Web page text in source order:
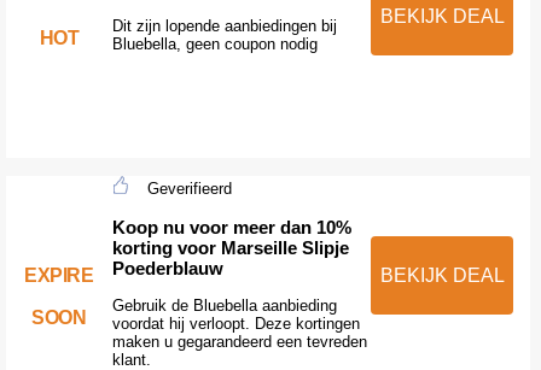
HOT
Dit zijn lopende aanbiedingen bij
Bluebella, geen coupon nodig
BEKIJK DEAL
EXPIRE
SOON
Geverifieerd
Koop nu voor meer dan 10%
korting voor Marseille Slipje
Poederblauw
Gebruik de Bluebella aanbieding
voordat hij verloopt. Deze kortingen
maken u gegarandeerd een tevreden
klant.
BEKIJK DEAL